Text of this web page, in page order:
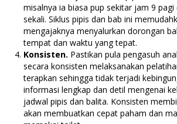
misalnya ia biasa pup sekitar jam 9 pagi
sekali. Siklus pipis dan bab ini
mengajaknya menyalurkan dorongan
tempat dan waktu yang tepat.
Konsisten. Pastikan pula pengasuh
secara konsisten melaksanakan
terapkan sehingga tidak terjadi
informasi lengkap dan detil mengenai
jadwal pipis dan balita. Konsisten
akan membuatkan cepat paham dan